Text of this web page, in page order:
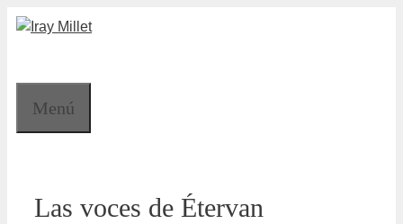
Saltar
Menú
Las voces de Étervan